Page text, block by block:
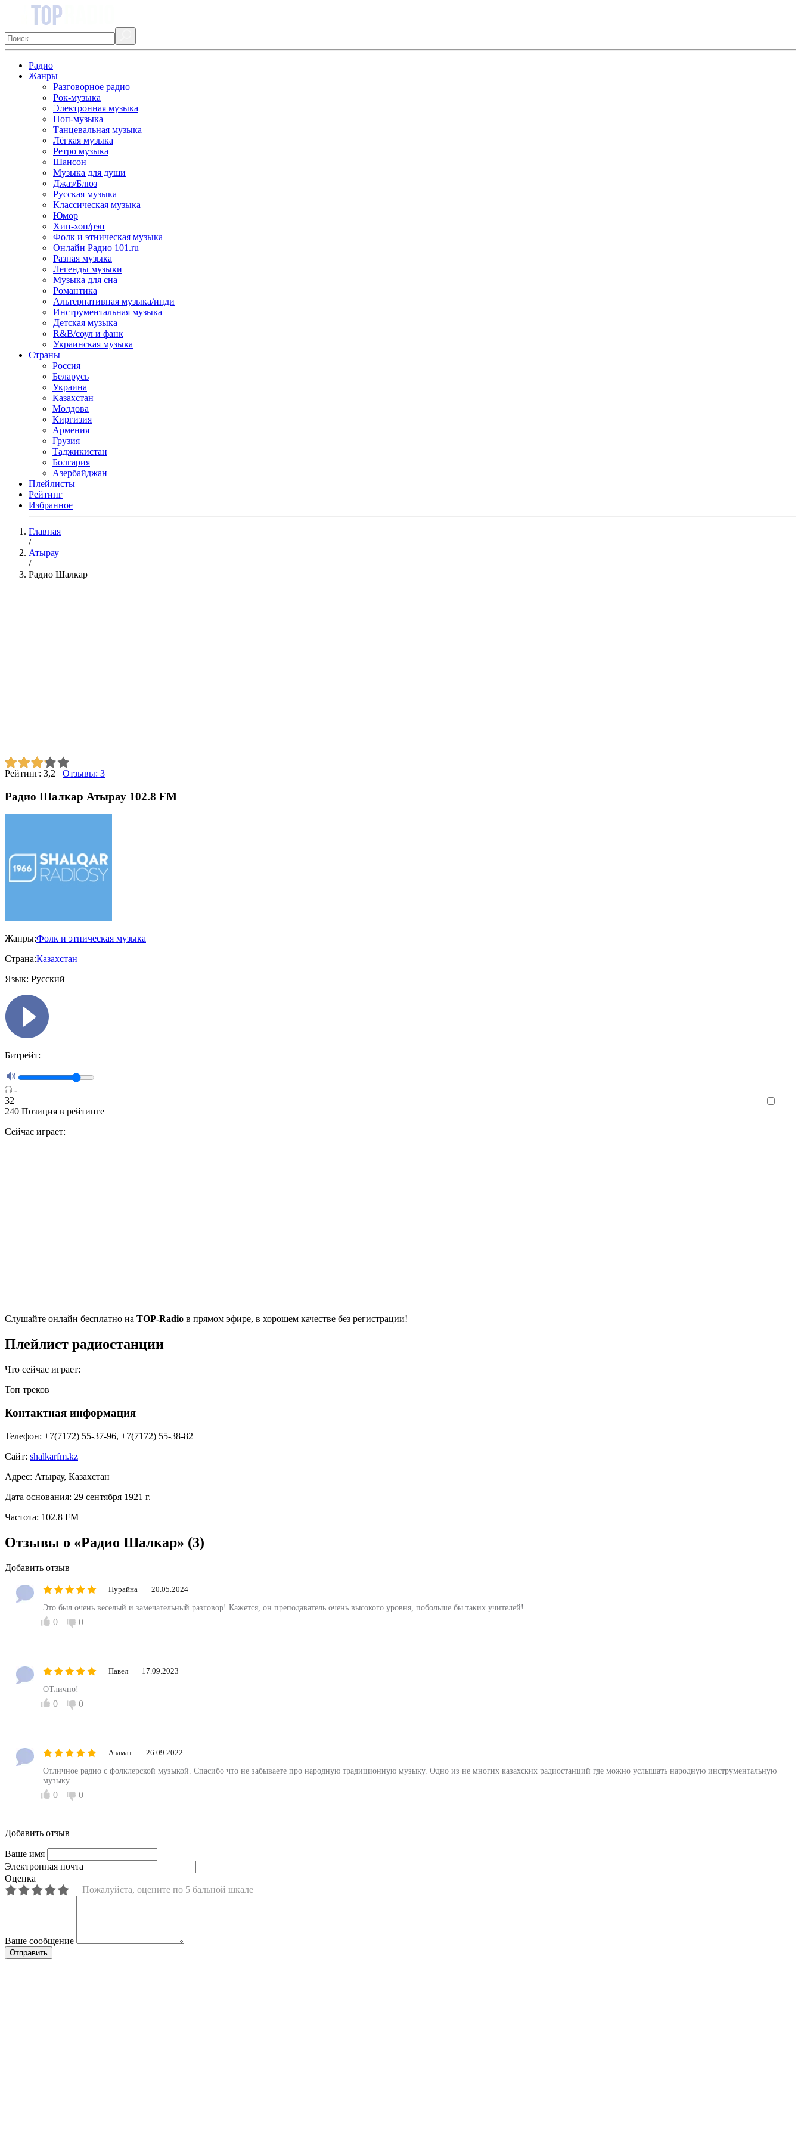
Радио
Жанры
Разговорное радио
Рок-музыка
Электронная музыка
Поп-музыка
Танцевальная музыка
Лёгкая музыка
Ретро музыка
Шансон
Музыка для души
Джаз/Блюз
Русская музыка
Классическая музыка
Юмор
Хип-хоп/рэп
Фолк и этническая музыка
Онлайн Радио 101.ru
Разная музыка
Легенды музыки
Музыка для сна
Романтика
Альтернативная музыка/инди
Инструментальная музыка
Детская музыка
R&B/cоул и фанк
Украинская музыка
Страны
Россия
Беларусь
Украина
Казахстан
Молдова
Киргизия
Армения
Грузия
Таджикистан
Болгария
Азербайджан
Плейлисты
Рейтинг
Избранное
Главная
/
Атырау
/
Радио Шалкар
Рейтинг: 3,2 Отзывы: 3
Радио Шалкар Атырау 102.8 FM
Жанры:Фолк и этническая музыка
Страна:Казахстан
Язык: Русский
Битрейт:
-
32
240 Позиция в рейтинге
Сейчас играет:
Cлушайте онлайн бесплатно на TOP-Radio в прямом эфире, в хорошем качестве без регистрации!
Плейлист радиостанции
Что сейчас играет:
Топ треков
Контактная информация
Телефон: +7(7172) 55-37-96, +7(7172) 55-38-82
Сайт: shalkarfm.kz
Адрес: Атырау, Казахстан
Дата основания: 29 сентября 1921 г.
Частота: 102.8 FM
Отзывы о «Радио Шалкар» (3)
Добавить отзыв
Нурайна 20.05.2024
Это был очень веселый и замечательный разговор! Кажется, он преподаватель очень высокого уровня, побольше бы таких учителей!
0 0
Павел 17.09.2023
ОТлично!
0 0
Азамат 26.09.2022
Отличное радио с фолклерской музыкой. Спасибо что не забываете про народную традиционную музыку. Одно из не многих казахских радиостанций где можно услышать народную инструментальную
музыку.
0 0
Добавить отзыв
Ваше имя
Электронная почта
Оценка
Пожалуйста, оцените по 5 бальной шкале
Ваше сообщение